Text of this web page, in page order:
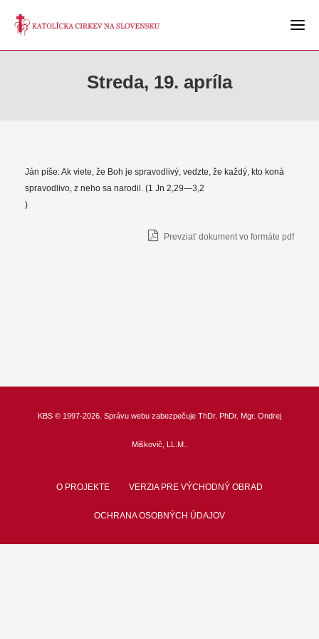
Streda, 19. apríla
Ján píše: Ak viete, že Boh je spravodlivý, vedzte, že každý, kto koná
spravodlivo, z neho sa narodil. (1 Jn 2,29—3,2
)
Prevziať dokument vo formáte pdf
KBS © 1997-2026. Správu webu zabezpečuje ThDr. PhDr. Mgr. Ondrej
Miškovič, LL.M.
O PROJEKTE VERZIA PRE VÝCHODNÝ OBRAD
OCHRANA OSOBNÝCH ÚDAJOV